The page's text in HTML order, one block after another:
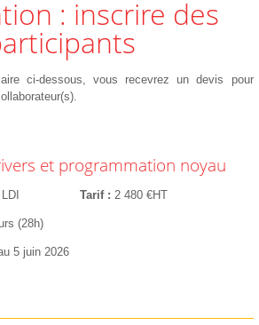
ci-dessous, vous recevrez un devis pour
et programmation noyau
LDI Tarif 2 480 €HT
(28h)
5 juin 2026